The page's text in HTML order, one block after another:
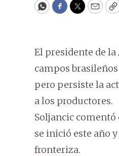
WhatsApp
Facebook
Twitter
El presidente de
campos
pero persiste la
a los productores.
Soljancic comentó
se inició este año
fronteriza.